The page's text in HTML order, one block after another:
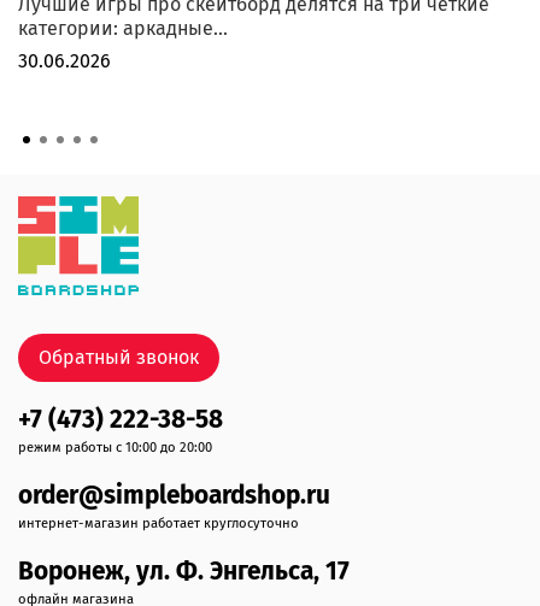
Лучшие игры про скейтборд делятся на три чёткие
категории: аркадные...
30.06.2026
+7 (473) 222-38-58
режим работы с 10:00 до 20:00
order@simpleboardshop.ru
интернет-магазин работает круглосуточно
Воронеж, ул. Ф. Энгельса, 17
офлайн магазина
Обратный звонок